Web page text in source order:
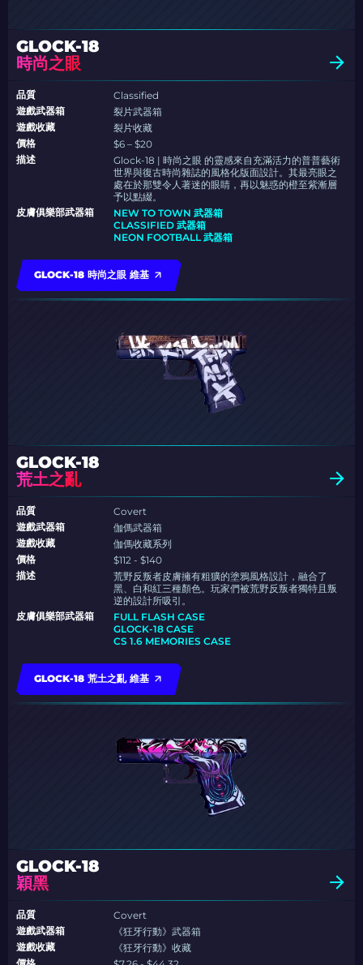
GLOCK-18
時尚之眼
品質
Classified
遊戲武器箱
裂片武器箱
遊戲收藏
裂片收藏
價格
$6 – $20
描述
Glock-18 | 時尚之眼 的靈感來自充滿活力的普普藝術
世界與復古時尚雜誌的風格化版面設計。其最亮眼之
處在於那雙令人著迷的眼睛，再以魅惑的橙至紫漸層
予以點綴。
皮膚俱樂部武器箱
NEW TO TOWN 武器箱
CLASSIFIED 武器箱
NEON FOOTBALL 武器箱
GLOCK-18 時尚之眼 維基
GLOCK-18
荒土之亂
品質
Covert
遊戲武器箱
伽傌武器箱
遊戲收藏
伽傌收藏系列
價格
$112 - $140
描述
荒野反叛者皮膚擁有粗獷的塗鴉風格設計，融合了
黑、白和紅三種顏色。玩家們被荒野反叛者獨特且叛
逆的設計所吸引。
皮膚俱樂部武器箱
FULL FLASH CASE
GLOCK-18 CASE
CS 1.6 MEMORIES CASE
GLOCK-18 荒土之亂 維基
GLOCK-18
穎黑
品質
Covert
遊戲武器箱
《狂牙行動》武器箱
遊戲收藏
《狂牙行動》收藏